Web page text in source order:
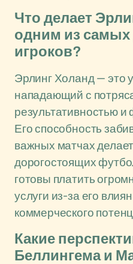
Что делает
одним из самых
игроков?
Эрлинг Холанд — это
нападающий с
результативностью
Его способность
важных матчах
дорогостоящих
готовы платить
услуги из-за его
коммерческого
Какие
Беллингема и